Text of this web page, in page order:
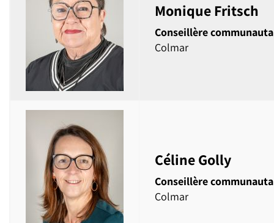
Monique Fritsch
Conseillère
Colmar
Céline Golly
Conseillère
Colmar